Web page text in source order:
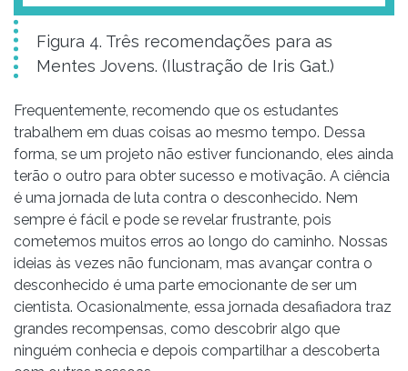
Figura 4. Três recomendações para as
Mentes Jovens. (Ilustração de Iris Gat.)
Frequentemente, recomendo que os estudantes
trabalhem em duas coisas ao mesmo tempo. Dessa
forma, se um projeto não estiver funcionando, eles ainda
terão o outro para obter sucesso e motivação. A ciência
é uma jornada de luta contra o desconhecido. Nem
sempre é fácil e pode se revelar frustrante, pois
cometemos muitos erros ao longo do caminho. Nossas
ideias às vezes não funcionam, mas avançar contra o
desconhecido é uma parte emocionante de ser um
cientista. Ocasionalmente, essa jornada desafiadora traz
grandes recompensas, como descobrir algo que
ninguém conhecia e depois compartilhar a descoberta